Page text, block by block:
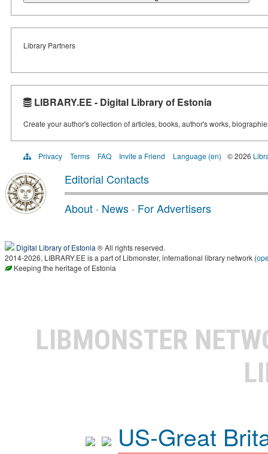
Library Partners
LIBRARY.EE - Digital Library of Estonia
Create your author's collection of articles, books, author's works,
Privacy Terms FAQ Invite a Friend Language (en) © 2026
Editorial Contacts
About · News · For Advertisers
Digital Library of Estonia ® All rights reserved.
2014-2026, LIBRARY.EE is a part of Libmonster, international library network (
Keeping the heritage of Estonia
LIBMONSTER
US-Great